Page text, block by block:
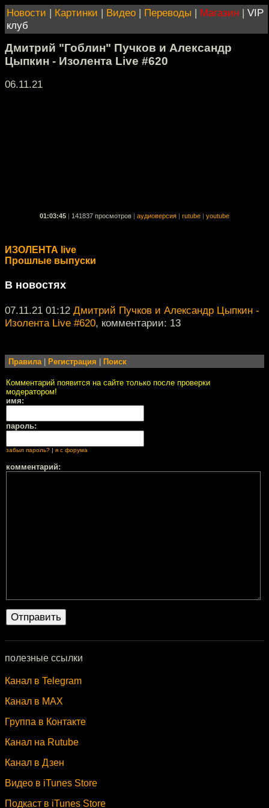
Новости | Картинки | Видео | Переводы | Магазин | VIP
клуб
Дмитрий "Гоблин" Пучков и Александр
Цыпкин - Изолента Live #620
06.11.21
01:03:45 141837 просмотров аудиоверсия rutube youtube
ИЗОЛЕНТА live
Прошлые выпуски
В новостях
07.11.21 01:12 Дмитрий Пучков и Александр Цыпкин -
Изолента Live #620, комментарии: 13
Правила| Регистрация Поиск
Комментарий появится на сайте только после проверки
модератором!
имя:
пароль:
забыл пароль? я с форума
комментарий:
полезные ссылки
Канал в Telegram
Канал в MAX
Группа в Контакте
Канал на Rutube
Канал в Дзен
Видео в iTunes Store
Подкаст в iTunes Store